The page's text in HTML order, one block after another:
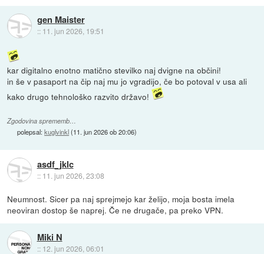
gen Maister
:: 11. jun 2026, 19:51
kar digitalno enotno matično stevilko naj dvigne na občini!
in še v pasaport na čip naj mu jo vgradijo, če bo potoval v usa ali
kako drugo tehnološko razvito državo!
Zgodovina sprememb…
polepsal:kuglvinkl(11. jun 2026 ob 20:06)
asdf_jklc
:: 11. jun 2026, 23:08
Neumnost. Sicer pa naj sprejmejo kar želijo, moja bosta imela
neoviran dostop še naprej. Če ne drugače, pa preko VPN.
Miki N
:: 12. jun 2026, 06:01